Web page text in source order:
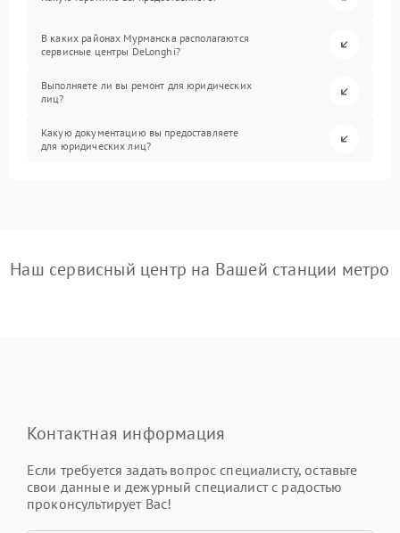
В каких районах Мурманска располагаются
сервисные центры DeLonghi?
Выполняете ли вы ремонт для юридических
лиц?
Какую документацию вы предоставляете
для юридических лиц?
Наш сервисный центр на Вашей станции метро
Контактная информация
Если требуется задать вопрос специалисту, оставьте
свои данные и дежурный специалист с радостью
проконсультирует Вас!